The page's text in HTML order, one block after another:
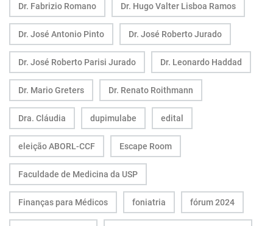
Dr. Fabrizio Romano Dr. Hugo Valter Lisboa Ramos
Dr. José Antonio Pinto Dr. José Roberto Jurado
Dr. José Roberto Parisi Jurado Dr. Leonardo Haddad
Dr. Mario Greters Dr. Renato Roithmann
Dra. Cláudia dupimulabe edital
eleição ABORL-CCF Escape Room
Faculdade de Medicina da USP
Finanças para Médicos foniatria fórum 2024